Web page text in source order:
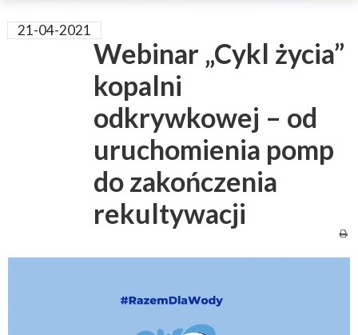
21-04-2021
Webinar „Cykl życia”
kopalni
odkrywkowej – od
uruchomienia pomp
do zakończenia
rekultywacji